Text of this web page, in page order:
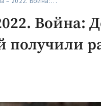
получили